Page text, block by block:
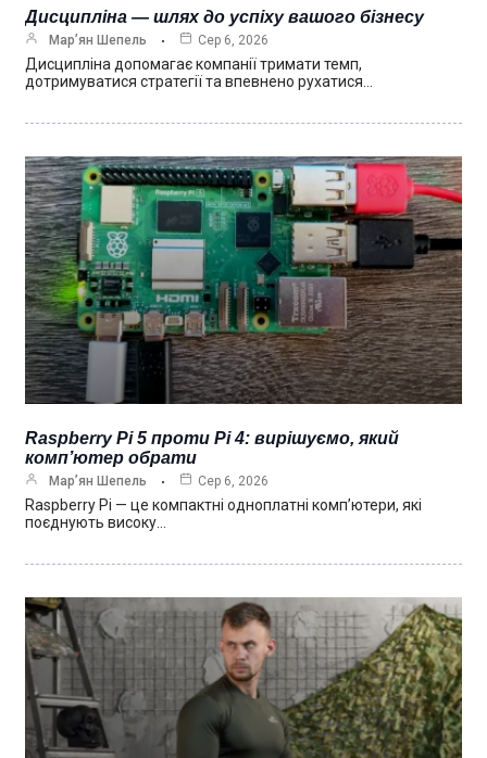
Дисципліна — шлях до успіху вашого бізнесу
Мар’ян Шепель Сер 6, 2026
Дисципліна допомагає компанії тримати темп,
дотримуватися стратегії та впевнено рухатися…
Raspberry Pi 5 проти Pi 4: вирішуємо, який
комп’ютер обрати
Мар’ян Шепель Сер 6, 2026
Raspberry Pi — це компактні одноплатні комп’ютери, які
поєднують високу…